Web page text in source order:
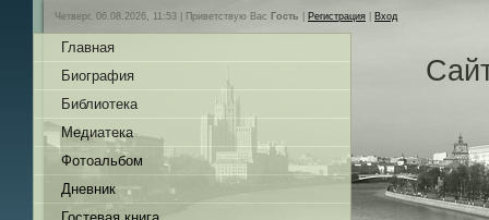
Четверг, 06.08.2026, 11:53 | Приветствую Вас Гость Регистрация Вход
Главная
Биография
Библиотека
Медиатека
Фотоальбом
Дневник